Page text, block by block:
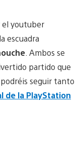
el youtuber
escuadra
. Ambos se
partido que
seguir tanto
de la PlayStation